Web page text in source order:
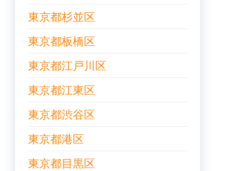
東京都杉並区
東京都板橋区
東京都江戸川区
東京都江東区
東京都渋谷区
東京都港区
東京都目黒区